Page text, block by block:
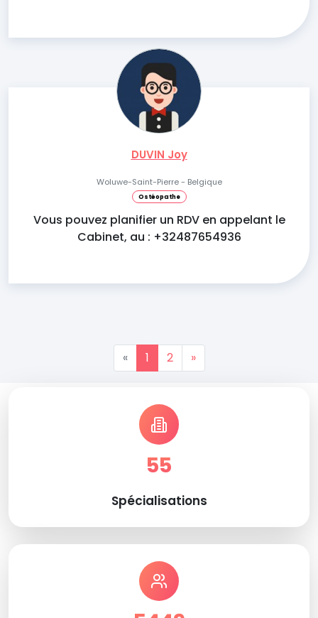
DUVIN Joy
Woluwe-Saint-Pierre - Belgique
Ostéopathe
Vous pouvez planifier un RDV en appelant le
Cabinet, au : +32487654936
« 1 2 »
55
Spécialisations